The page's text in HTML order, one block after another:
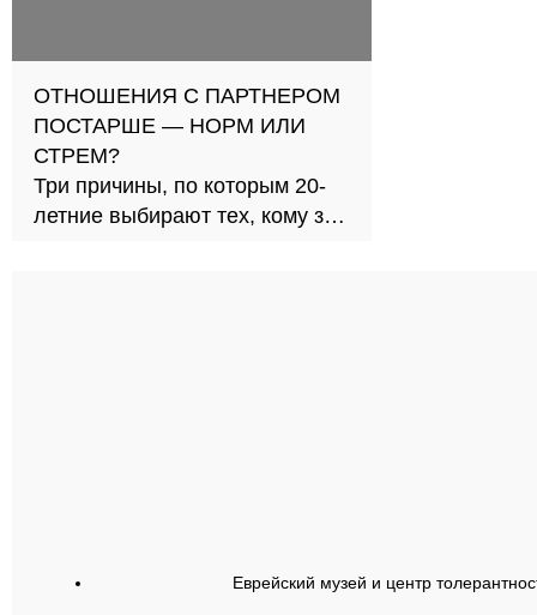
ОТНОШЕНИЯ С ПАРТНЕРОМ
ПОСТАРШЕ — НОРМ ИЛИ
СТРЕМ?
Три причины, по которым 20-
летние выбирают тех, кому за
Еврейский музей и центр